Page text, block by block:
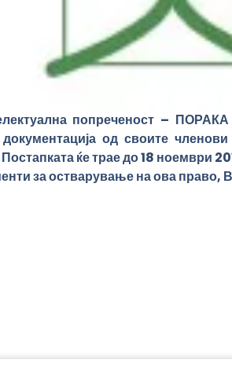
попреченост – ПОРАКА
од своите
ќе трае до 18 ноември
за остварување на ова право,